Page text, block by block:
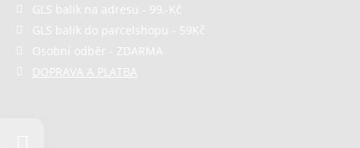
GLS balík na adresu - 99,-Kč
GLS balík do parcelshopu - 59Kč
Osobní odběr - ZDARMA
DOPRAVA A PLATBA